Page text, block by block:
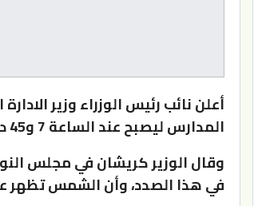
أعلن نائب رئيس الوزراء وزير
المدارس ليصبح عند الساعة 7 و45 دقيقة.
وقال الوزير كريشان في مجلس
في هذا الصدد، وأن الشمس تظهر عند